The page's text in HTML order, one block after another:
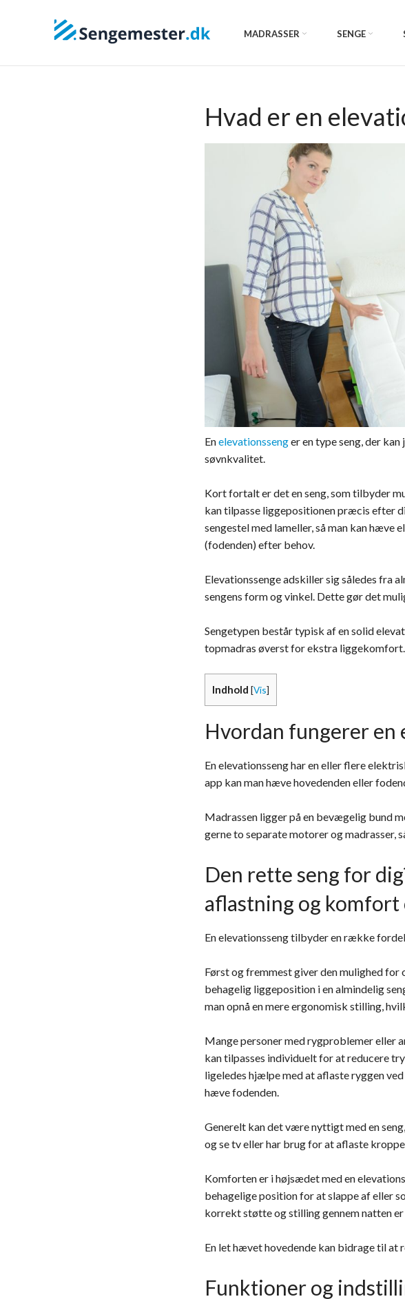
MADRASSER SENGE
Hvad er en
Enelevationssenger en type seng, der
søvnkvalitet.
Kort fortalt er det en seng, som tilbyder
kan tilpasse liggepositionen præcis efter
sengestel med lameller, så man kan
(fodenden) efter behov.
Elevationssenge adskiller sig således fra
sengens form og vinkel. Dette gør det
Sengetypen består typisk af en solid
topmadras øverst for ekstra liggekomfort.
Indhold [Vis]
Hvordan fungerer en
En elevationsseng har en eller flere
app kan man hæve hovedenden eller
Madrassen ligger på en bevægelig bund
gerne to separate motorer og madrasser,
Den rette seng for
aflastning og
En elevationsseng tilbyder en række
Først og fremmest giver den mulighed
behagelig liggeposition i en almindelig
man opnå en mere ergonomisk stilling,
Mange personer med rygproblemer eller
kan tilpasses individuelt for at reducere
ligeledes hjælpe med at aflaste ryggen
hæve fodenden.
Generelt kan det være nyttigt med en
og se tv eller har brug for at aflaste
Komforten er i højsædet med en
behagelige position for at slappe af eller
korrekt støtte og stilling gennem natten er
En let hævet hovedende kan bidrage til at
Funktioner og